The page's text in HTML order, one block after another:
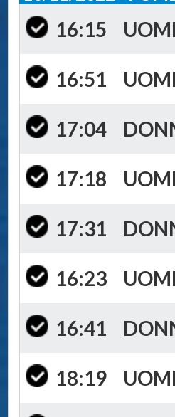
16:15
16:51
17:04
17:18
17:31
16:23
16:41
18:19